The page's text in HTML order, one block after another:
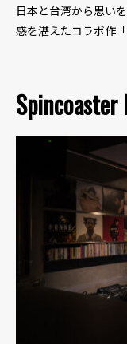
日本と台湾から思い
感を湛えたコラボ作「
Spincoaster